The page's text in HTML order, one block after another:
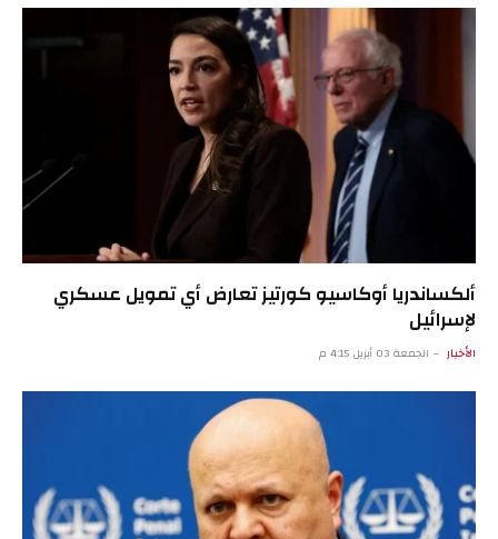
ألكساندريا أوكاسيو كورتيز تعارض أي تمويل عسكري
لإسرائيل
الأخبار الجمعة 03 أبريل 4:15 م